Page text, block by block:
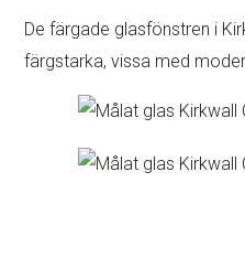
De färgade glasfönstren i
färgstarka, vissa med